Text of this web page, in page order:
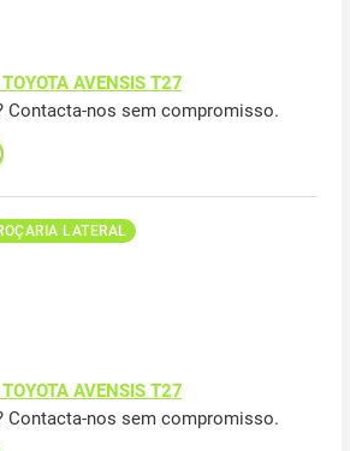
AVENSIS T27
Contacta-nos sem compromisso.
LATERAL
AVENSIS T27
Contacta-nos sem compromisso.